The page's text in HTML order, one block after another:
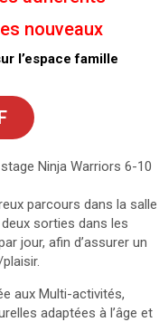
nouveaux
l’espace famille
Ninja Warriors 6-10
parcours dans la salle
sorties dans les
jour, afin d’assurer un
aux Multi-activités,
adaptées à l’âge et